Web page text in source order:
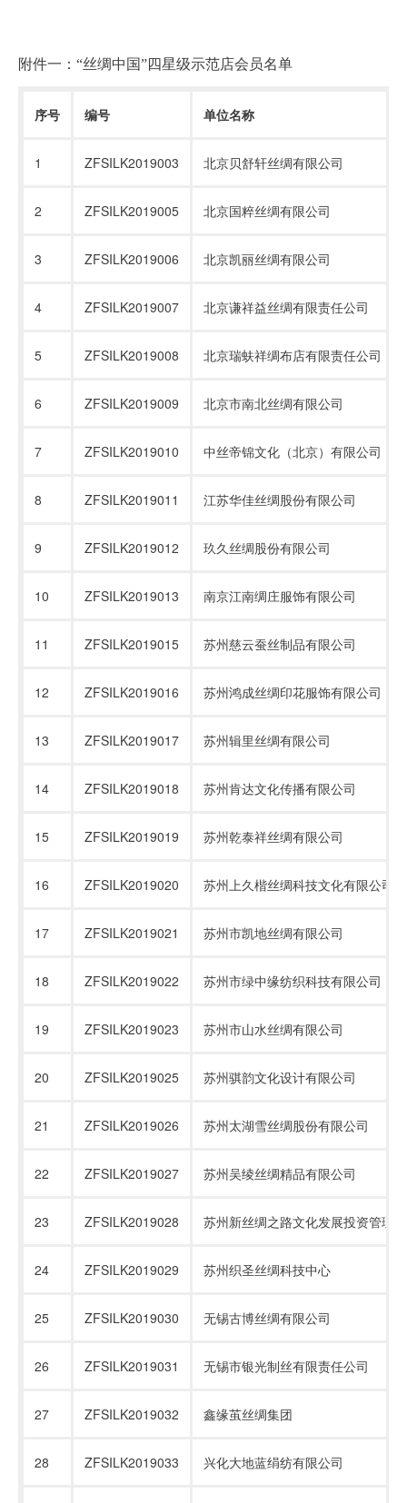
附件一：“丝绸中国”四星级示范店会员名单
序号 编号 单位名称
1 ZFSILK2019003 北京贝舒轩丝绸有限公司
2 ZFSILK2019005 北京国粹丝绸有限公司
3 ZFSILK2019006 北京凯丽丝绸有限公司
4 ZFSILK2019007 北京谦祥益丝绸有限责任公司
5 ZFSILK2019008 北京瑞蚨祥绸布店有限责任公司
6 ZFSILK2019009 北京市南北丝绸有限公司
7 ZFSILK2019010 中丝帝锦文化（北京）有限公司
8 ZFSILK2019011 江苏华佳丝绸股份有限公司
9 ZFSILK2019012 玖久丝绸股份有限公司
10 ZFSILK2019013 南京江南绸庄服饰有限公司
11 ZFSILK2019015 苏州慈云蚕丝制品有限公司
12 ZFSILK2019016 苏州鸿成丝绸印花服饰有限公司
13 ZFSILK2019017 苏州辑里丝绸有限公司
14 ZFSILK2019018 苏州肯达文化传播有限公司
15 ZFSILK2019019 苏州乾泰祥丝绸有限公司
16 ZFSILK2019020 苏州上久楷丝绸科技文化有限公司
17 ZFSILK2019021 苏州市凯地丝绸有限公司
18 ZFSILK2019022 苏州市绿中缘纺织科技有限公司
19 ZFSILK2019023 苏州市山水丝绸有限公司
20 ZFSILK2019025 苏州骐韵文化设计有限公司
21 ZFSILK2019026 苏州太湖雪丝绸股份有限公司
22 ZFSILK2019027 苏州吴绫丝绸精品有限公司
23 ZFSILK2019028 苏州新丝绸之路文化发展投资管理
24 ZFSILK2019029 苏州织圣丝绸科技中心
25 ZFSILK2019030 无锡古博丝绸有限公司
26 ZFSILK2019031 无锡市银光制丝有限责任公司
27 ZFSILK2019032 鑫缘茧丝绸集团
28 ZFSILK2019033 兴化大地蓝绢纺有限公司